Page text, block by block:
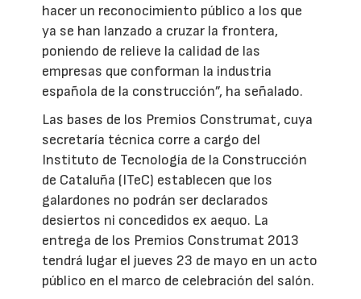
hacer un reconocimiento público a los que
ya se han lanzado a cruzar la frontera,
poniendo de relieve la calidad de las
empresas que conforman la industria
española de la construcción”, ha señalado.
Las bases de los Premios Construmat, cuya
secretaría técnica corre a cargo del
Instituto de Tecnología de la Construcción
de Cataluña (ITeC) establecen que los
galardones no podrán ser declarados
desiertos ni concedidos ex aequo. La
entrega de los Premios Construmat 2013
tendrá lugar el jueves 23 de mayo en un acto
público en el marco de celebración del salón.